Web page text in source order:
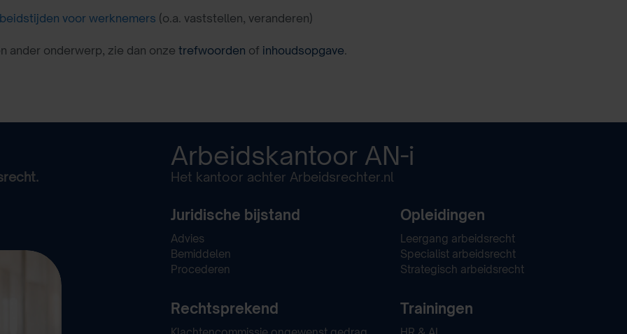
voor werknemers (o.a. vaststellen, veranderen)
ander onderwerp, zie dan onze trefwoorden of inhoudsopgave.
Arbeidskantoor AN-i
Het kantoor achter Arbeidsrechter.nl
Juridische bijstand
Advies
Bemiddelen
Procederen
Rechtsprekend
Opleidingen
Leergang arbeidsrecht
Specialist arbeidsrecht
Strategisch arbeidsrecht
Trainingen